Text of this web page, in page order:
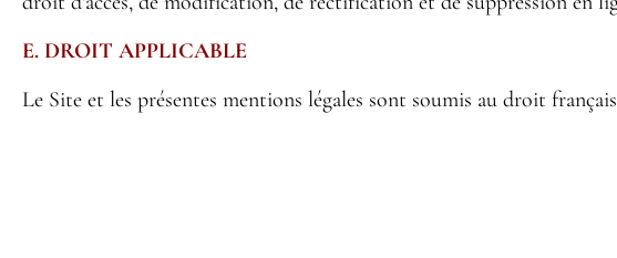
E. DROIT APPLICABLE
Le Site et les présentes mentions légales sont soumis au droit